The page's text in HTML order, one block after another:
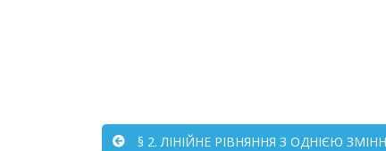
§ 2. ЛІНІЙНЕ РІВНЯННЯ З ОДНІЄЮ